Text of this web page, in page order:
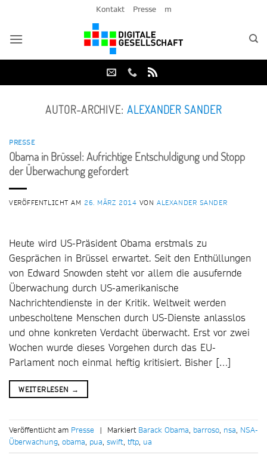
springen
Kontakt Presse m
AUTOR-ARCHIVE:ALEXANDER SANDER
PRESSE
Obama in Brüssel: Aufrichtige Entschuldigung und Stopp
der Überwachung gefordert
VERÖFFENTLICHT AM 26. MÄRZ 2014 VONALEXANDER SANDER
Heute wird US-Präsident Obama erstmals zu
Gesprächen in Brüssel erwartet. Seit den Enthüllungen
von Edward Snowden steht vor allem die ausufernde
Überwachung durch US-amerikanische
Nachrichtendienste in der Kritik. Weltweit werden
unbescholtene Menschen durch US-Dienste anlasslos
und ohne konkreten Verdacht überwacht. Erst vor zwei
Wochen wurde dieses Vorgehen durch das EU-
Parlament noch einmal heftig kritisiert. Bisher […]
WEITERLESEN →
Veröffentlicht am Presse | Markiert Barack Obama, barroso, nsa, NSA-
Überwachung, obama, pua, swift, tftp, ua